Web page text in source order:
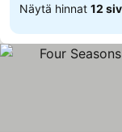
Näytä hinnat 12